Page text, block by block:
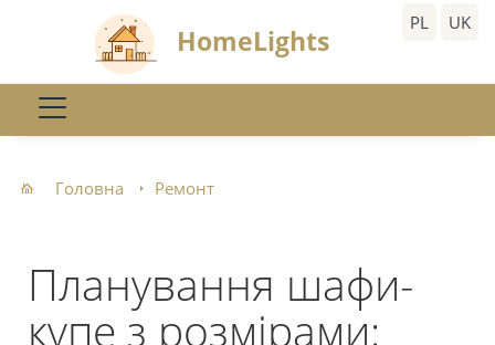
HomeLights
PL UK
Головна Ремонт
Планування шафи-
купе з розмірами: